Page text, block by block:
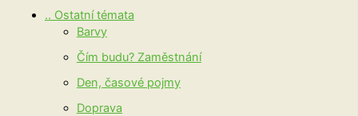
.. Ostatní témata
Barvy
Čím budu? Zaměstnání
Den, časové pojmy
Doprava